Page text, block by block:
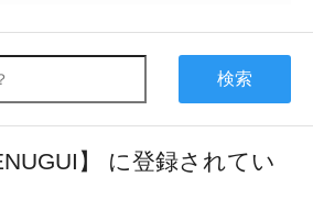
検索
】 に登録されてい